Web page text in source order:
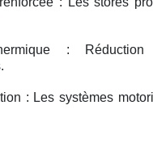
:
: Les systèmes